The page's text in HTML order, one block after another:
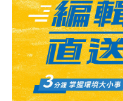
又過度獵捕各種吃龍蝦的
數量創下從1880年至今
地方有太多龍蝦，而沒有
就造成同類相食。其實
被人類抓進水缸裡，且被
給同類，避免遭受攻擊而
是首次出現。歐本海姆觀